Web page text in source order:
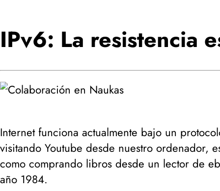
IPv6: La resistencia
Internet funciona actualmente bajo un
visitando Youtube desde nuestro ordenador,
como comprando libros desde un lector de
año 1984.